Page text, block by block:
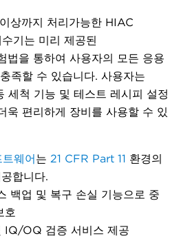
상까지 처리가능한 HIAC
기는 미리 제공된
을 통하여 사용자의 모든 응용
족할 수 있습니다. 사용자는
척 기능 및 테스트 레시피 설정
욱 편리하게 장비를 사용할 수 있
웨어 는 21 CFR Part 11 환경의
합니다.
백업 및 복구 손실 기능으로 중
호
IQ/OQ 검증 서비스 제공